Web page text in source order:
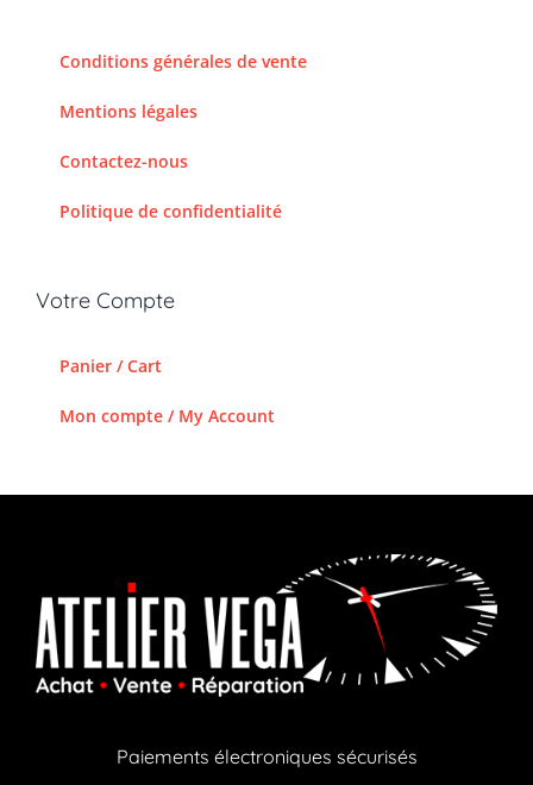
Conditions générales de vente
Mentions légales
Contactez-nous
Politique de confidentialité
Votre Compte
Panier / Cart
Mon compte / My Account
Paiements électroniques sécurisés